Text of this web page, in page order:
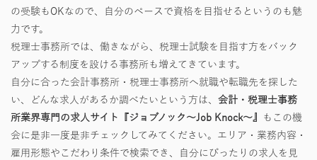
の受験もOKなので、自分のペースで資格を目指せるというのも魅
力です。
税理士事務所では、働きながら、税理士試験を目指す方をバック
アップする制度を設ける事務所も増えてきています。
自分に合った会計事務所・税理士事務所へ就職や転職先を探した
い、どんな求人があるか調べたいという方は、 会計・税理士事務
所業界専門の求人サイト『ジョブノック～Job Knock～』
もこの機
会に是非一度是非チェックしてみてください。エリア・業務内容・
雇用形態やこだわり条件で検索でき、自分にぴったりの求人を見